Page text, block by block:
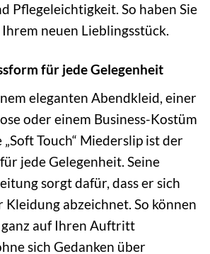
Pflegeleichtigkeit. So haben Sie
neuen Lieblingsstück.
für jede Gelegenheit
eleganten Abendkleid, einer
oder einem Business-Kostüm
Touch“ Miederslip ist der
jede Gelegenheit. Seine
sorgt dafür, dass er sich
abzeichnet. So können
ganz auf Ihren Auftritt
sich Gedanken über